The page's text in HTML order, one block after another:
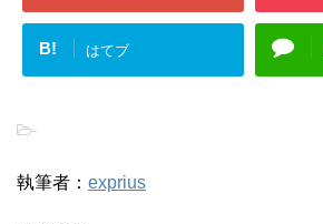
B! はてブ
-
執筆者： exprius